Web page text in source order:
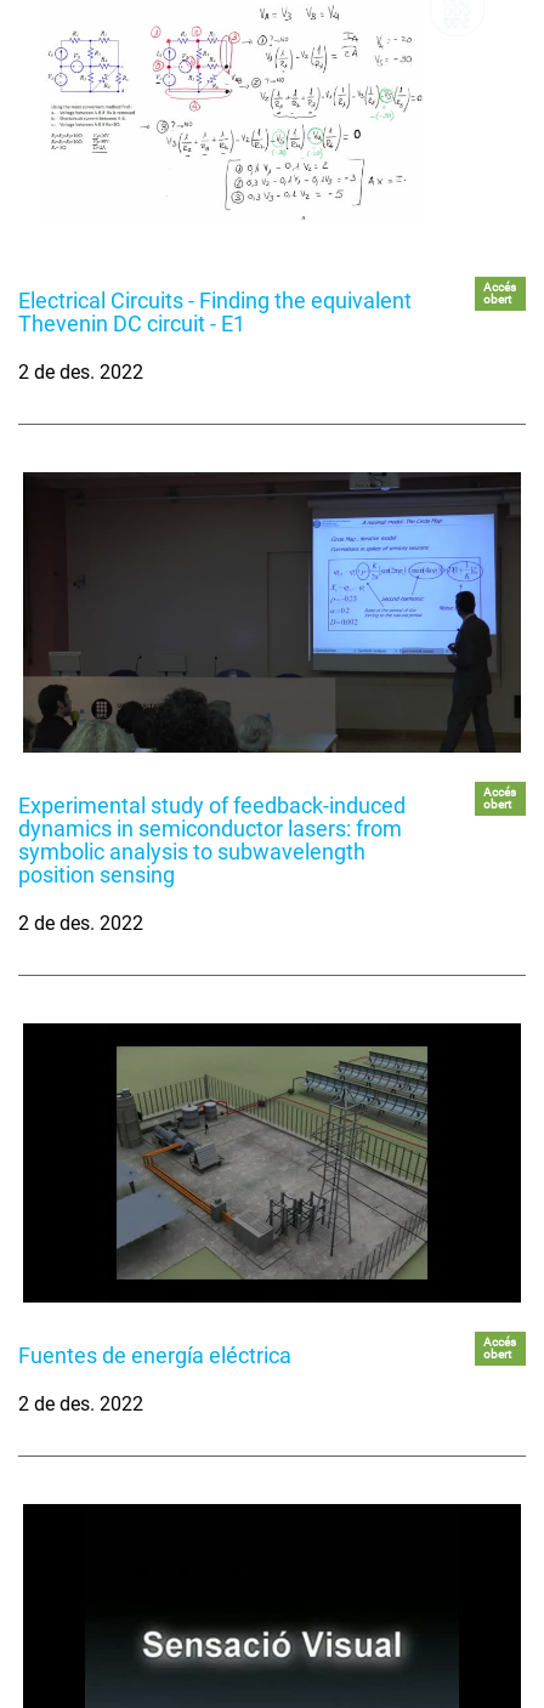
Electrical Circuits - Finding the equivalent
Thevenin DC circuit - E1
Accés
obert
2 de des. 2022
Experimental study of feedback-induced
dynamics in semiconductor lasers: from
symbolic analysis to subwavelength
position sensing
Accés
obert
2 de des. 2022
Fuentes de energía eléctrica
Accés
obert
2 de des. 2022